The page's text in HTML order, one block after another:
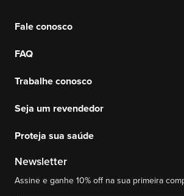
Fale conosco
FAQ
Trabalhe conosco
Seja um revendedor
Proteja sua saúde
Newsletter
Assine e ganhe 10% off na sua primeira